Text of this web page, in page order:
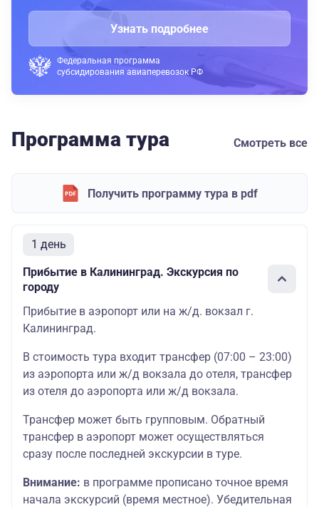
Узнать подробнее
Федеральная программа
субсидирования авиаперевозок РФ
Программа тура Смотреть все
Получить программу тура в pdf
1 день
Прибытие в Калининград. Экскурсия по
городу
Прибытие в аэропорт или на ж/д. вокзал г.
Калининград.
В стоимость тура входит трансфер (07:00 – 23:00)
из аэропорта или ж/д вокзала до отеля, трансфер
из отеля до аэропорта или ж/д вокзала.
Трансфер может быть групповым. Обратный
трансфер в аэропорт может осуществляться
сразу после последней экскурсии в туре.
Внимание: в программе прописано точное время
начала экскурсий (время местное). Убедительная